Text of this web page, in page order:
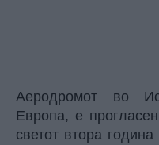
Аеродромот во
Европа, е
светот втора